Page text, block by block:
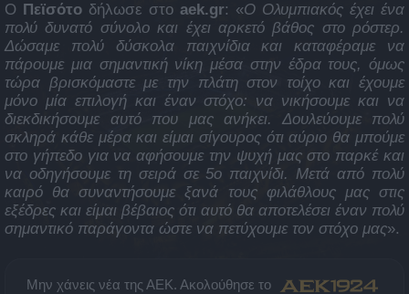
Ο Πεϊσότο δήλωσε στο aek.gr: «O Ολυμπιακός έχει ένα
πολύ δυνατό σύνολο και έχει αρκετό βάθος στο ρόστερ.
Δώσαμε πολύ δύσκολα παιχνίδια και καταφέραμε να
πάρουμε μια σημαντική νίκη μέσα στην έδρα τους, όμως
τώρα βρισκόμαστε με την πλάτη στον τοίχο και έχουμε
μόνο μία επιλογή και έναν στόχο: να νικήσουμε και να
διεκδικήσουμε αυτό που μας ανήκει. Δουλεύουμε πολύ
σκληρά κάθε μέρα και είμαι σίγουρος ότι αύριο θα μπούμε
στο γήπεδο για να αφήσουμε την ψυχή μας στο παρκέ και
να οδηγήσουμε τη σειρά σε 5ο παιχνίδι. Μετά από πολύ
καιρό θα συναντήσουμε ξανά τους φιλάθλους μας στις
εξέδρες και είμαι βέβαιος ότι αυτό θα αποτελέσει έναν πολύ
σημαντικό παράγοντα ώστε να πετύχουμε τον στόχο μας».
Μην χάνεις νέα της ΑΕΚ. Ακολούθησε το